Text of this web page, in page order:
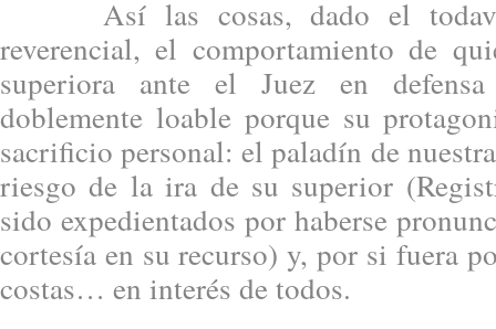
Así las cosas, dado el
reverencial, el comportamiento de
superiora ante el Juez en
doblemente loable porque su
sacrificio personal: el paladín de
riesgo de la ira de su superior
sido expedientados por haberse
cortesía en su recurso) y, por si fuera
costas… en interés de todos.